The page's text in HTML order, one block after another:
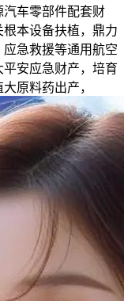
车零部件配套财
本设备扶植，鼎力
急救援等通用航空
安应急财产，培育
原料药出产，